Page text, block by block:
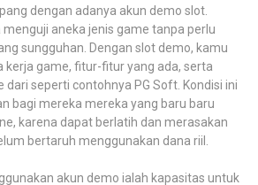
dengan adanya akun demo slot.
aneka jenis game tanpa perlu
sungguhan. Dengan slot demo, kamu
kerja game, fitur-fitur yang ada, serta
seperti contohnya PG Soft. Kondisi ini
bagi mereka mereka yang baru baru
karena dapat berlatih dan merasakan
bertaruh menggunakan dana riil.
akun demo ialah kapasitas untuk